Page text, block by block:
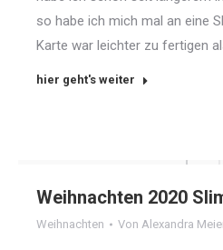
so habe ich mich mal an eine
Karte war leichter zu fertigen
hier geht's weiter
Weihnachten 2020
Weihnachten Von Alexandra